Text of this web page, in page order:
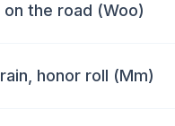
on the road (Woo)
honor roll (Mm)